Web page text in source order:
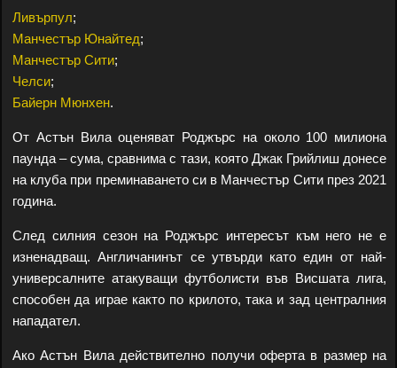
Ливърпул;
Манчестър Юнайтед;
Манчестър Сити;
Челси;
Байерн Мюнхен.
От Астън Вила оценяват Роджърс на около 100 милиона
паунда – сума, сравнима с тази, която Джак Грийлиш донесе
на клуба при преминаването си в Манчестър Сити през 2021
година.
След силния сезон на Роджърс интересът към него не е
изненадващ. Англичанинът се утвърди като един от най-
универсалните атакуващи футболисти във Висшата лига,
способен да играе както по крилото, така и зад централния
нападател.
Ако Астън Вила действително получи оферта в размер на